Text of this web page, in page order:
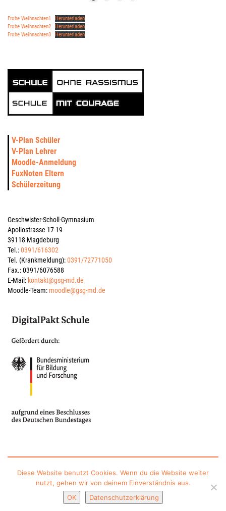
Frohe Weihnachten1
Herunterladen
Frohe Weihnachten2
Herunterladen
Frohe Weihnachten3
Herunterladen
V-Plan Schüler
V-Plan Lehrer
Moodle-Anmeldung
FuxNoten Eltern
Schülerzeitung
Geschwister-Scholl-Gymnasium
Apollostrasse 17-19
39118 Magdeburg
Tel.:0391/616302
Tel. (Krankmeldung):0391/72771050
Fax.: 0391/6076588
E-Mail: kontakt@gsg-md.de
Moodle-Team: moodle@gsg-md.de
gesponsert vom Schulverein Gymnasium „Geschwister-Scholl“ Magdeburg e.V.
Diese Website benutzt Cookies. Wenn du die Website weiter
nutzt, gehen wir von deinem Einverständnis aus.
OK
Datenschutzerklärung